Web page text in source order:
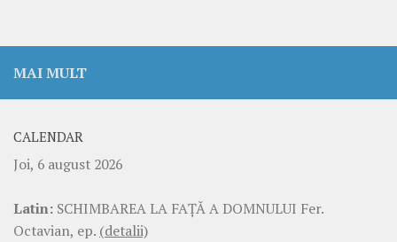
MAI MULT
CALENDAR
Joi, 6 august 2026
Latin: SCHIMBAREA LA FAŢĂ A DOMNULUI Fer.
Octavian, ep. (detalii)